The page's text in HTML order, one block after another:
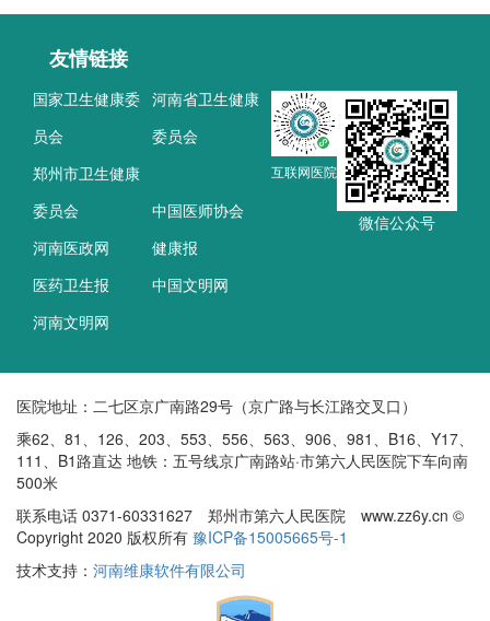
友情链接
国家卫生健康委
员会
河南省卫生健康
委员会
郑州市卫生健康
委员会
中国医师协会
河南医政网
健康报
医药卫生报
中国文明网
河南文明网
互联网医院
微信公众号
医院地址：二七区京广南路29号（京广路与长江路交叉口）
乘62、81、126、203、553、556、563、906、981、B16、Y17、
111、B1路直达 地铁：五号线京广南路站·市第六人民医院下车向南
500米
联系电话 0371-60331627 郑州市第六人民医院 www.zz6y.cn ©
Copyright 2020 版权所有 豫ICP备15005665号-1
技术支持： 河南维康软件有限公司